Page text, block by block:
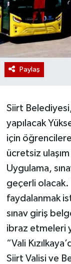
Paylaş
Siirt
yapılacak
için
ücretsiz
Uygulama,
geçerli olacak.
faydalanmak
sınav giriş
ibraz etmeleri
“Vali
Siirt Valisi ve